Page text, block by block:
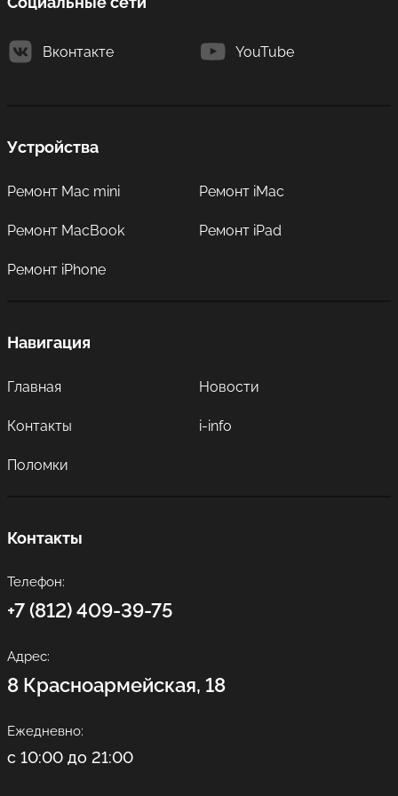
эффективностью.
Вконтакте YouTube
Устройства
Ремонт Mac mini Ремонт iMac
Ремонт MacBook Ремонт iPad
Ремонт iPhone
Навигация
Главная Новости
Контакты i-info
Поломки
Контакты
Телефон:
+7 (812) 409-39-75
Адрес:
8 Красноармейская, 18
Ежедневно:
с 10:00 до 21:00